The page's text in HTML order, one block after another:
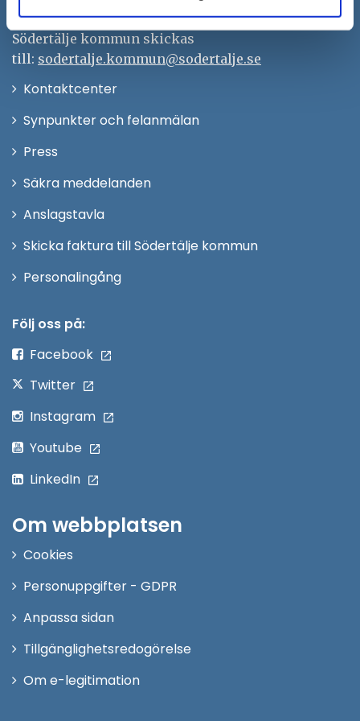
Remisser, beslut och meddelande/info till
Södertälje kommun skickas
till: sodertalje.kommun@sodertalje.se
KontaktcenterÖppna
Synpunkter och felanmälan
Press
fönster
Säkra meddelanden
Anslagstavla
Skicka faktura till Södertälje kommun
PersonalingångÖppna
Följ oss på:
Facebook
Twitter
Instagram
Youtube
LinkedIn
Om webbplatsen
Cookies
Personuppgifter - GDPR
Anpassa sidan
Tillgänglighetsredogörelse
Om e-legitimation